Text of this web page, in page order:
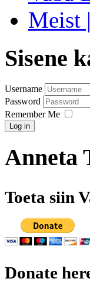
Meist
Sisene
Username
Password
Remember Me
Log in
Anneta
Toeta siin
Donate